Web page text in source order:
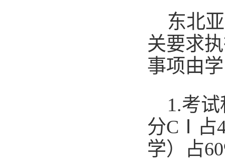
东北
关要求
事项由
1.考
分CⅠ 占
学）占